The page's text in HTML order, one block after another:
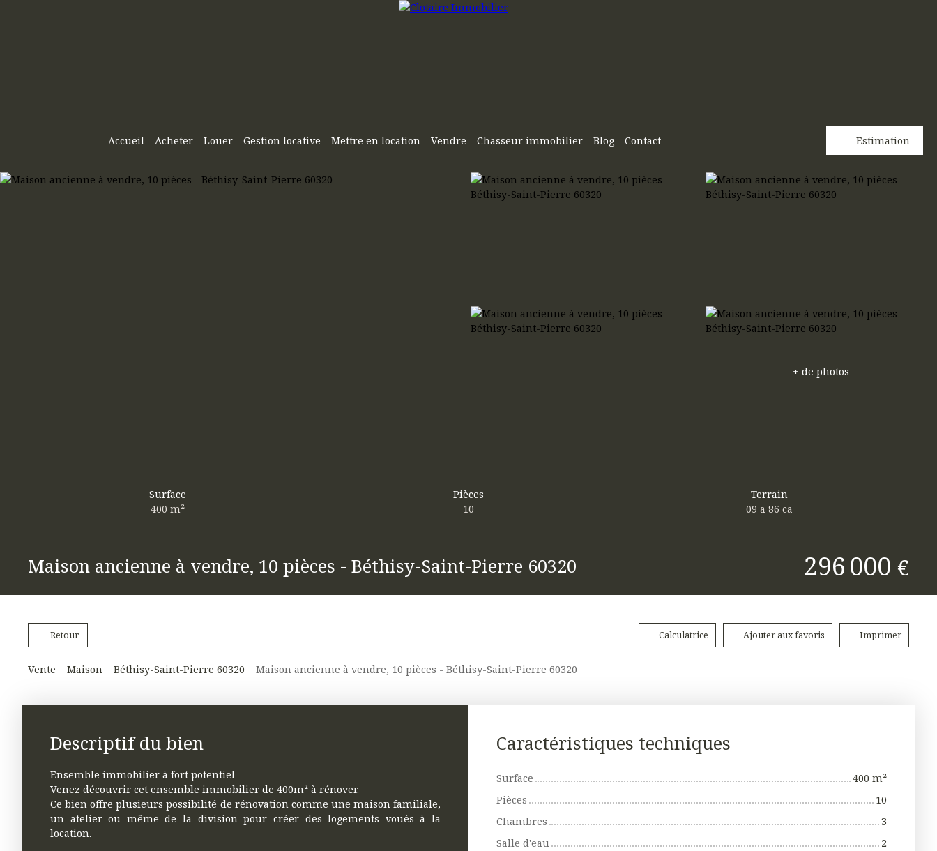
Accueil Acheter Louer Gestion locative Mettre en location Vendre Chasseur immobilier Blog Contact Estimation
+ de photos
Surface
400 m²
Pièces
10
Terrain
09 a 86 ca
Maison ancienne à vendre, 10 pièces - Béthisy-Saint-Pierre 60320 296 000 €
Retour Calculatrice Ajouter aux favoris Imprimer
Vente Maison Béthisy-Saint-Pierre 60320 Maison ancienne à vendre, 10 pièces - Béthisy-Saint-Pierre 60320
Descriptif du bien
Ensemble immobilier à fort potentiel
Venez découvrir cet ensemble immobilier de 400m² à rénover.
Ce bien offre plusieurs possibilité de rénovation comme une maison familiale,
un atelier ou même de la division pour créer des logements voués à la
location.
Caractéristiques techniques
Surface 400 m²
Pièces
10
Chambres
3
Salle d'eau
2